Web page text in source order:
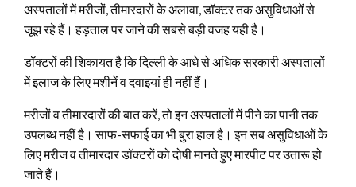
अस्पतालों में मरीजों, तीमारदारों के अलावा, डॉक्टर तक असुविधाओं से
जूझ रहे हैं। हड़ताल पर जाने की सबसे बड़ी वजह यही है।
डॉक्टरों की शिकायत है कि दिल्ली के आधे से अधिक सरकारी अस्पतालों
में इलाज के लिए मशीनें व दवाइयां ही नहीं हैं।
मरीजों व तीमारदारों की बात करें, तो इन अस्पतालों में पीने का पानी तक
उपलब्ध नहीं है। साफ-सफाई का भी बुरा हाल है। इन सब असुविधाओं के
लिए मरीज व तीमारदार डॉक्टरों को दोषी मानते हुए मारपीट पर उतारू हो
जाते हैं।